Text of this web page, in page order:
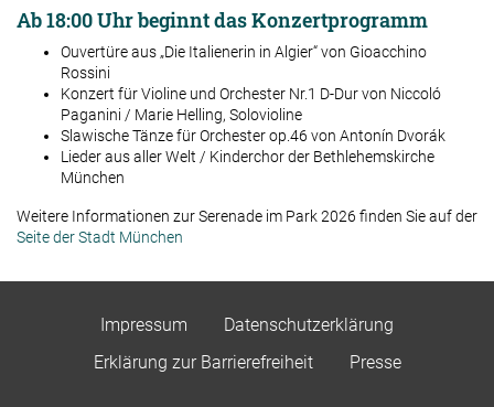
Ab 18:00 Uhr beginnt das Konzertprogramm
Ouvertüre aus „Die Italienerin in Algier“ von Gioacchino
Rossini
Konzert für Violine und Orchester Nr.1 D-Dur von Niccoló
Paganini / Marie Helling, Solovioline
Slawische Tänze für Orchester op.46 von Antonín Dvorák
Lieder aus aller Welt / Kinderchor der Bethlehemskirche
München
Weitere Informationen zur Serenade im Park 2026 finden Sie auf der
Seite der Stadt München
Impressum
Datenschutzerklärung
Erklärung zur Barrierefreiheit
Presse